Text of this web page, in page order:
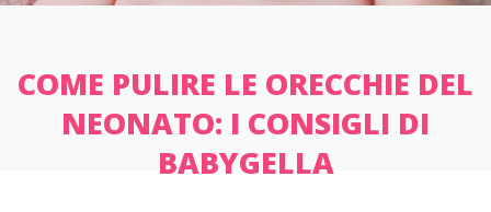
COME PULIRE LE ORECCHIE DEL
NEONATO: I CONSIGLI DI
BABYGELLA